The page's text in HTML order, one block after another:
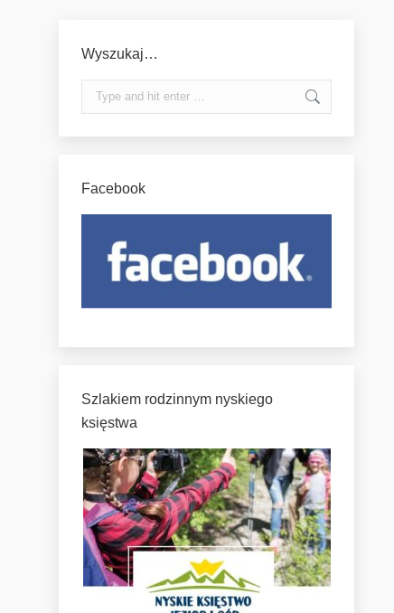
Wyszukaj…
Search:
Facebook
Szlakiem rodzinnym nyskiego
księstwa